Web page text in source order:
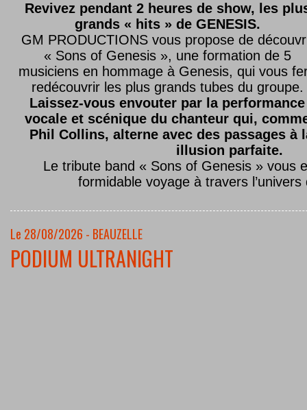
Revivez pendant 2 heures de show, les
grands « hits » de GENESIS.
GM PRODUCTIONS vous propose de
« Sons of Genesis », une formation de 5
musiciens en hommage à Genesis, qui vous
redécouvrir les plus grands tubes du groupe.
Laissez-vous envouter par la performance
vocale et scénique du chanteur qui,
Phil Collins, alterne avec des passages à
illusion parfaite.
Le tribute band « Sons of Genesis » vous
formidable voyage à travers l’univers
Le 28/08/2026 - BEAUZELLE
PODIUM ULTRANIGHT